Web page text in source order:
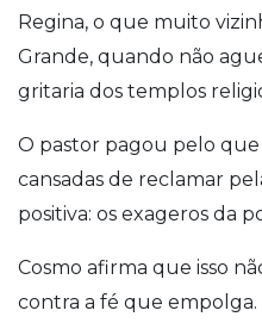
Regina, o que muito
Grande, quando não
gritaria dos templos
O pastor pagou pelo que
cansadas de reclamar
positiva: os exageros da
Cosmo afirma que isso
contra a fé que empolga.